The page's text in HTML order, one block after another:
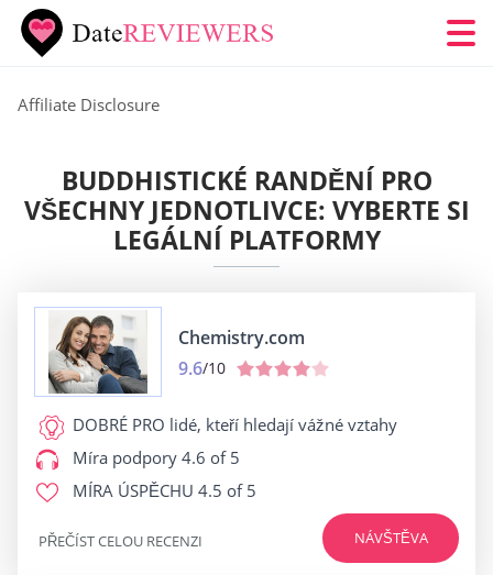
Affiliate Disclosure
BUDDHISTICKÉ RANDĚNÍ PRO
VŠECHNY JEDNOTLIVCE: VYBERTE SI
LEGÁLNÍ PLATFORMY
Chemistry.com
9.6/10
DOBRÉ PRO lidé, kteří hledají vážné vztahy
Míra podpory 4.6 of 5
MÍRA ÚSPĚCHU 4.5 of 5
NÁVŠTĚVA
PŘEČÍST CELOU RECENZI